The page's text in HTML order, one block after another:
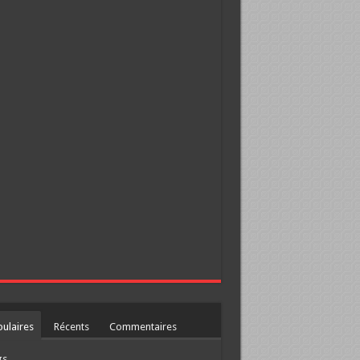
Récents Commentaires